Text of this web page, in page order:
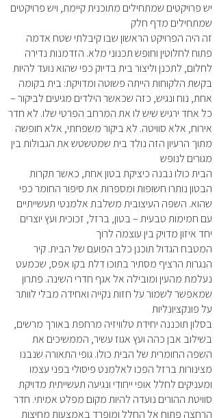
יש פרויקטים שמתחילים מתוכנית קיימת, ויש פרויקטים
שמתחילים מדף חלק
זה היה הפרויקט הראשון שבו קיבלתי שטח אדמה
פתוח לחלוטין וחופש תכנוני מלא. הזדמנות נדירה
לחלום, לתכנן וליצור בית בדיוק כפי שהוא נועד להיות
בקשת הלקוחות הייתה פשוטה ומדויקת: בית בקומה
אחת, נוח ונגיש, כזה שכאשר הילדים מגיעים לביקור –
כל אחד ירגיש שיש לו את המרחב הפרטי שלו. לא חדר
אירוח, אלא סוויטה. לא ביקור משפחתי, אלא חופשה
מתוך הרעיון הזה נולד בית שמטשטש את הגבולות בין
מגורים לנופש
הבית כולו נבנה כיציקת בטון אחת, כאשר תקרות
הבטון נותרו חשופות ומספרות את סיפור החומר כפי
שהוא. השפה העיצובית משלבת אלמנטי תעשייתיים
עם חמימות טבעית – בטון, ברזל, זכוכית ועץ יוצרים
יחד איזון מדויק בין עוצמה לרוך
המטבח הגדול תוכנן כלב הפועם של הבית. קיר
הנגרות הרציף מסתיר בתוכו דלת בקו אפס, שכמעט
נעלמת מהעין ומובילה אל אגף חדרי השינה. פתרון
שמאפשר לשמור על חזות נקייה ואחידה מבלי לוותר
על פונקציונליות
בסלון תוכננה יחידת טלוויזיה מרחפת באורך מרשים,
בשילוב אבן כהה ועץ אגוז עשיר, הממשיכים את
השפה החומרית של הבית כולו. גופי התאורה שנבנו
מצינורות ברזל הפכו לאלמנט פיסולי בפני עצמו
ומעניקים לחלל אופי ייחודי ונגיעה תעשייתית מדויקת
סוויטת ההורים נועדה להיות מקום מפלט אמיתי. חדר
הרחצה פתוח אל החלל ומופרד באמצעות מחיצות